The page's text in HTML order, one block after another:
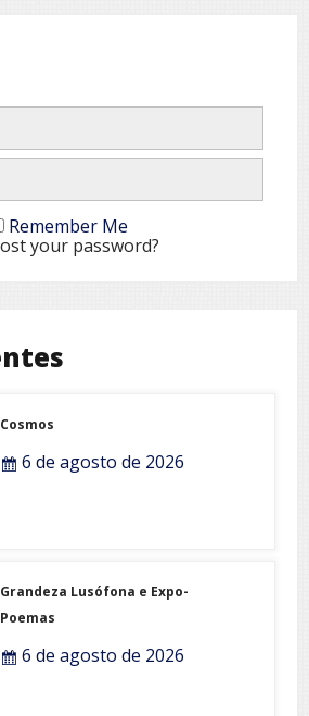
Remember Me
your password?
Cosmos
6 de agosto de 2026
Grandeza Lusófona e Expo-
Poemas
6 de agosto de 2026